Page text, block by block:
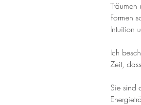
Formen
Intuition
Ich
Zeit,
Sie sind